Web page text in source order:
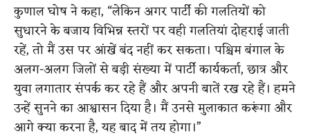
कुणाल घोष ने कहा, “लेकिन अगर पार्टी की गलतियों को
सुधारने के बजाय विभिन्न स्तरों पर वही गलतियां दोहराई जाती
रहें, तो मैं उस पर आंखें बंद नहीं कर सकता। पश्चिम बंगाल के
अलग-अलग जिलों से बड़ी संख्या में पार्टी कार्यकर्ता, छात्र और
युवा लगातार संपर्क कर रहे हैं और अपनी बातें रख रहे हैं। हमने
उन्हें सुनने का आश्वासन दिया है। मैं उनसे मुलाकात करूंगा और
आगे क्या करना है, यह बाद में तय होगा।”